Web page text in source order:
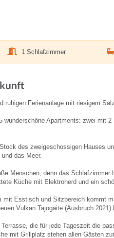
1 Schlafzimmer
ruhigen Ferienanlage mit riesigem
wunderschöne Apartments: zwei mit
des zweigeschossigen Hauses
das Meer.
Menschen, denn das
Küche mit Elektroherd und ein
mit Esstisch und Sitzbereich kommt
Vulkan Tajogaite (Ausbruch
die für jede Tageszeit die
mit Grillplatz stehen allen Gästen